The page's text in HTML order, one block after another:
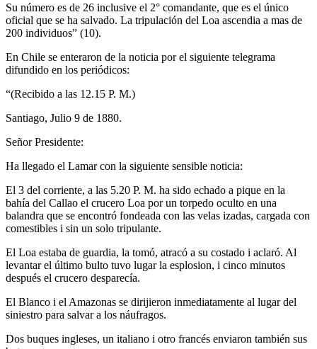
Su número es de 26 inclusive el 2° comandante, que es el único
oficial que se ha salvado. La tripulación del Loa ascendia a mas de
200 individuos” (10).
En Chile se enteraron de la noticia por el siguiente telegrama
difundido en los periódicos:
“(Recibido a las 12.15 P. M.)
Santiago, Julio 9 de 1880.
Señor Presidente:
Ha llegado el Lamar con la siguiente sensible noticia:
El 3 del corriente, a las 5.20 P. M. ha sido echado a pique en la
bahía del Callao el crucero Loa por un torpedo oculto en una
balandra que se encontró fondeada con las velas izadas, cargada con
comestibles i sin un solo tripulante.
El Loa estaba de guardia, la tomó, atracó a su costado i aclaró. Al
levantar el último bulto tuvo lugar la esplosion, i cinco minutos
después el crucero desparecía.
El Blanco i el Amazonas se dirijieron inmediatamente al lugar del
siniestro para salvar a los náufragos.
Dos buques ingleses, un italiano i otro francés enviaron también sus